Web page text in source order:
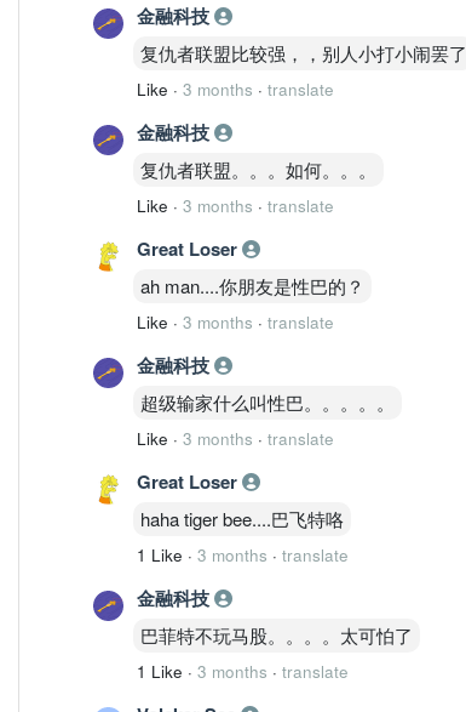
金融科技
复仇者联盟比较强，，别人小打小闹罢了
Like · 3 months · translate
金融科技
复仇者联盟。。。如何。。。
Like · 3 months · translate
Great Loser
ah man....你朋友是性巴的？
Like · 3 months · translate
金融科技
超级输家什么叫性巴。。。。。
Like · 3 months · translate
Great Loser
haha tiger bee....巴飞特咯
1 Like · 3 months · translate
金融科技
巴菲特不玩马股。。。。太可怕了
1 Like · 3 months · translate